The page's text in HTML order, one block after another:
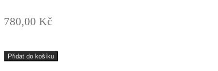
780,00 Kč
Sportovní
sukně
Přidat do košíku